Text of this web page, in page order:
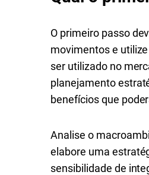
O primeiro passo
movimentos e
ser utilizado no
planejamento
benefícios que
Analise o
elabore uma
sensibilidade de